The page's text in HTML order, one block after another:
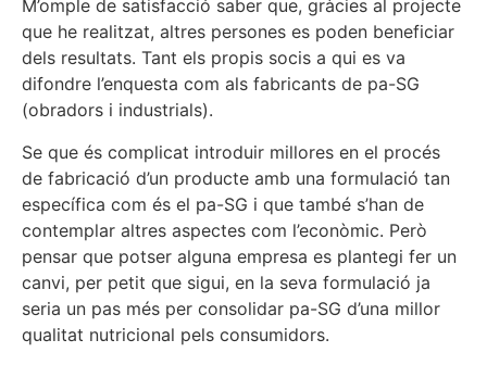
M’omple de satisfacció saber que, gràcies al projecte
que he realitzat, altres persones es poden beneficiar
dels resultats. Tant els propis socis a qui es va
difondre l’enquesta com als fabricants de pa-SG
(obradors i industrials).
Se que és complicat introduir millores en el procés
de fabricació d’un producte amb una formulació tan
específica com és el pa-SG i que també s’han de
contemplar altres aspectes com l’econòmic. Però
pensar que potser alguna empresa es plantegi fer un
canvi, per petit que sigui, en la seva formulació ja
seria un pas més per consolidar pa-SG d’una millor
qualitat nutricional pels consumidors.